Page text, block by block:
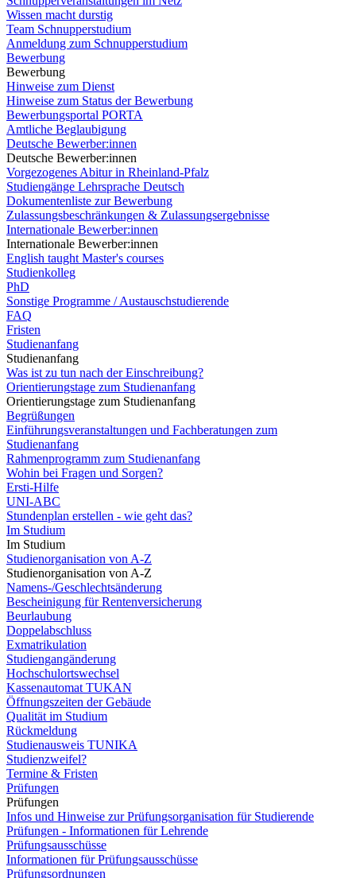
Wissen macht durstig
Team Schnupperstudium
Anmeldung zum Schnupperstudium
Bewerbung
Bewerbung
Hinweise zum Dienst
Hinweise zum Status der Bewerbung
Bewerbungsportal PORTA
Amtliche Beglaubigung
Deutsche Bewerber:innen
Deutsche Bewerber:innen
Vorgezogenes Abitur in Rheinland-Pfalz
Studiengänge Lehrsprache Deutsch
Dokumentenliste zur Bewerbung
Zulassungsbeschränkungen & Zulassungsergebnisse
Internationale Bewerber:innen
Internationale Bewerber:innen
English taught Master's courses
Studienkolleg
PhD
Sonstige Programme / Austauschstudierende
FAQ
Fristen
Studienanfang
Studienanfang
Was ist zu tun nach der Einschreibung?
Orientierungstage zum Studienanfang
Orientierungstage zum Studienanfang
Begrüßungen
Einführungsveranstaltungen und Fachberatungen zum
Studienanfang
Rahmenprogramm zum Studienanfang
Wohin bei Fragen und Sorgen?
Ersti-Hilfe
UNI-ABC
Stundenplan erstellen - wie geht das?
Im Studium
Im Studium
Studienorganisation von A-Z
Studienorganisation von A-Z
Namens-/Geschlechtsänderung
Bescheinigung für Rentenversicherung
Beurlaubung
Doppelabschluss
Exmatrikulation
Studiengangänderung
Hochschulortswechsel
Kassenautomat TUKAN
Öffnungszeiten der Gebäude
Qualität im Studium
Rückmeldung
Studienausweis TUNIKA
Studienzweifel?
Termine & Fristen
Prüfungen
Prüfungen
Infos und Hinweise zur Prüfungsorganisation für Studierende
Prüfungen - Informationen für Lehrende
Prüfungsausschüsse
Informationen für Prüfungsausschüsse
Prüfungsordnungen